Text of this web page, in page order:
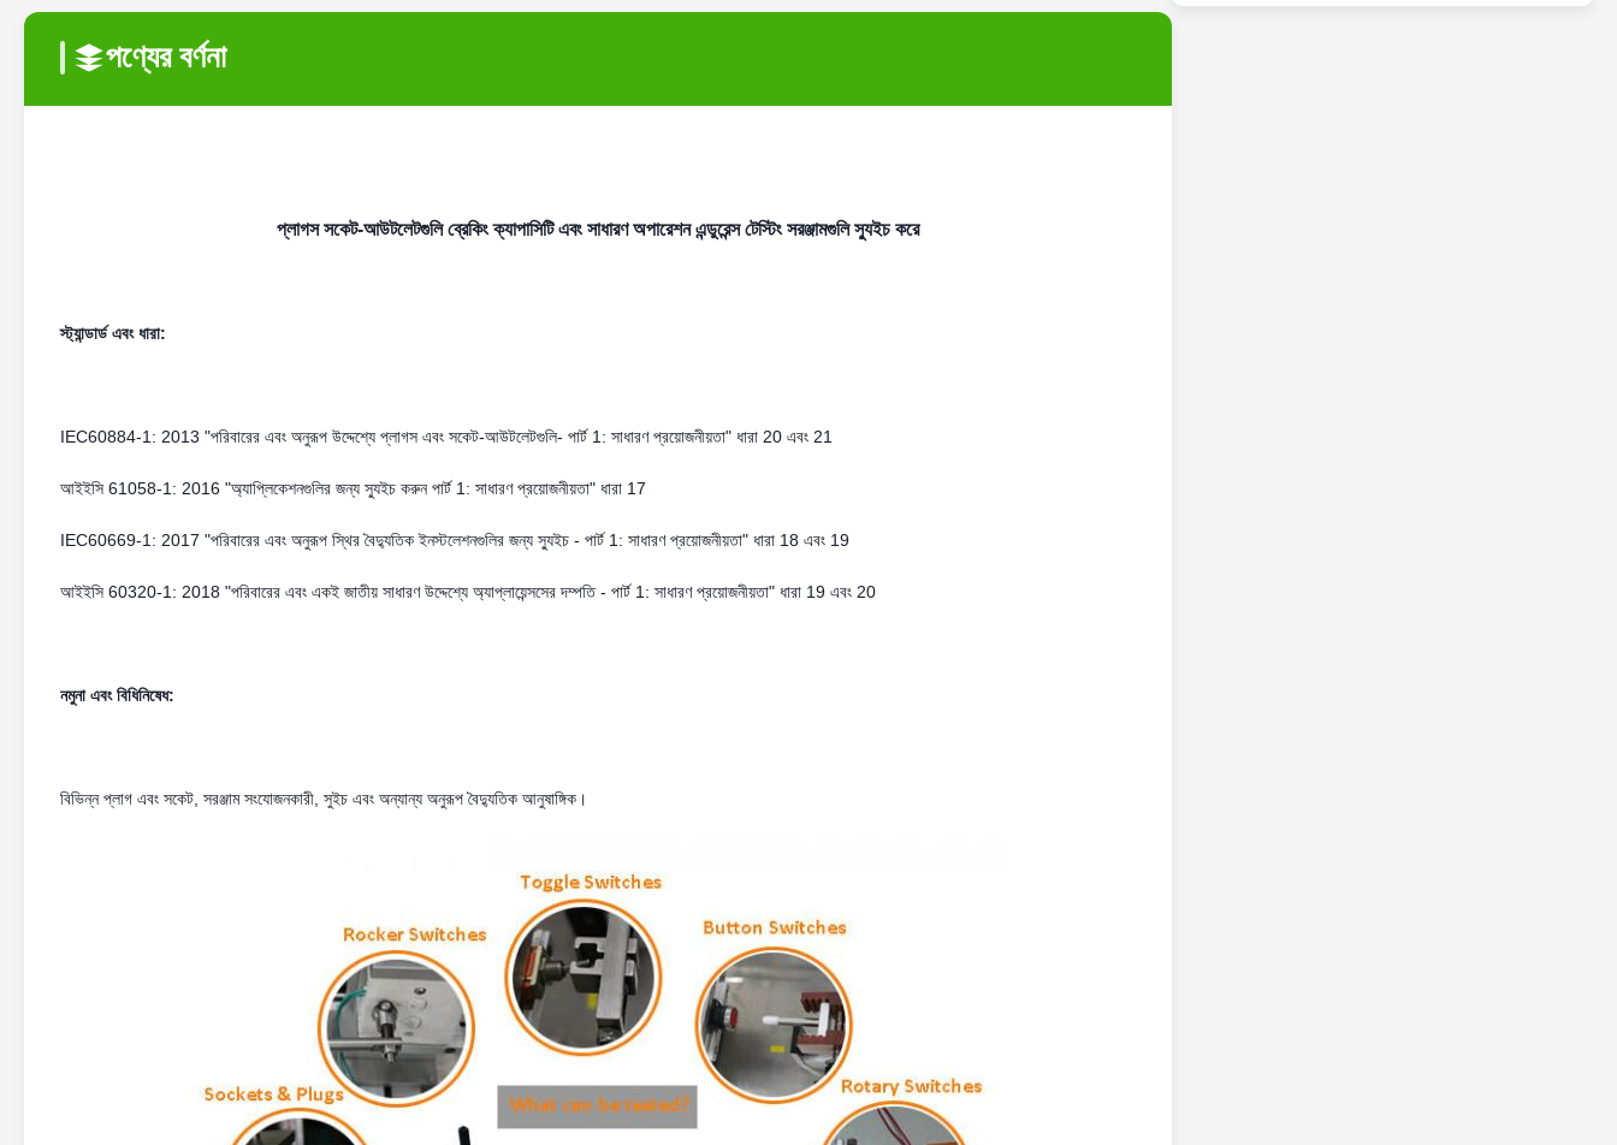
পণ্যের বর্ণনা
প্লাগস সকেট-আউটলেটগুলি ব্রেকিং ক্যাপাসিটি এবং সাধারণ অপারেশন এন্ডুরেন্স টেস্টিং সরঞ্জামগুলি স্যুইচ করে
স্ট্যান্ডার্ড এবং ধারা:
IEC60884-1: 2013 "পরিবারের এবং অনুরূপ উদ্দেশ্যে প্লাগস এবং সকেট-আউটলেটগুলি- পার্ট 1: সাধারণ প্রয়োজনীয়তা" ধারা 20 এবং 21
আইইসি 61058-1: 2016 "অ্যাপ্লিকেশনগুলির জন্য স্যুইচ করুন পার্ট 1: সাধারণ প্রয়োজনীয়তা" ধারা 17
IEC60669-1: 2017 "পরিবারের এবং অনুরূপ স্থির বৈদ্যুতিক ইনস্টলেশনগুলির জন্য স্যুইচ - পার্ট 1: সাধারণ প্রয়োজনীয়তা" ধারা 18 এবং 19
আইইসি 60320-1: 2018 "পরিবারের এবং একই জাতীয় সাধারণ উদ্দেশ্যে অ্যাপ্লায়েন্সসের দম্পতি - পার্ট 1: সাধারণ প্রয়োজনীয়তা" ধারা 19 এবং 20
নমুনা এবং বিধিনিষেধ:
বিভিন্ন প্লাগ এবং সকেট, সরঞ্জাম সংযোজনকারী, সুইচ এবং অন্যান্য অনুরূপ বৈদ্যুতিক আনুষাঙ্গিক।